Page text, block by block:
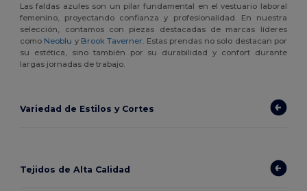
Las faldas azules son un pilar fundamental en el vestuario laboral
femenino, proyectando confianza y profesionalidad. En nuestra
selección, contamos con piezas destacadas de marcas líderes
como Neoblu y Brook Taverner . Estas prendas no solo destacan por
su estética, sino también por su durabilidad y confort durante
largas jornadas de trabajo.
Variedad de Estilos y Cortes
Tejidos de Alta Calidad